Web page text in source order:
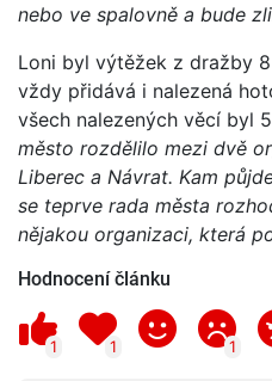
nebo ve spalovně a bude
Loni byl výtěžek z dražby
vždy přidává i nalezená
všech nalezených věcí byl
město rozdělilo mezi dvě
Liberec a Návrat. Kam
se teprve rada města
nějakou organizaci, která
Hodnocení článku
1 1 1